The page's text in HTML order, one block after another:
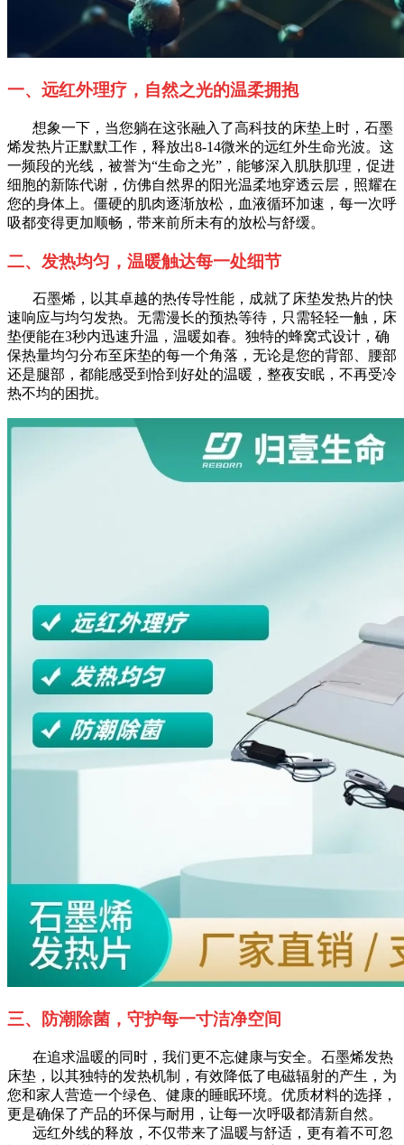
一、远红外理疗，自然之光的温柔拥抱
想象一下，当您躺在这张融入了高科技的床垫上时，石墨
烯发热片正默默工作，释放出8-14微米的远红外生命光波。这
一频段的光线，被誉为“生命之光”，能够深入肌肤肌理，促进
细胞的新陈代谢，仿佛自然界的阳光温柔地穿透云层，照耀在
您的身体上。僵硬的肌肉逐渐放松，血液循环加速，每一次呼
吸都变得更加顺畅，带来前所未有的放松与舒缓。
二、发热均匀，温暖触达每一处细节
石墨烯，以其卓越的热传导性能，成就了床垫发热片的快
速响应与均匀发热。无需漫长的预热等待，只需轻轻一触，床
垫便能在3秒内迅速升温，温暖如春。独特的蜂窝式设计，确
保热量均匀分布至床垫的每一个角落，无论是您的背部、腰部
还是腿部，都能感受到恰到好处的温暖，整夜安眠，不再受冷
热不均的困扰。
三、防潮除菌，守护每一寸洁净空间
在追求温暖的同时，我们更不忘健康与安全。石墨烯发热
床垫，以其独特的发热机制，有效降低了电磁辐射的产生，为
您和家人营造一个绿色、健康的睡眠环境。优质材料的选择，
更是确保了产品的环保与耐用，让每一次呼吸都清新自然。
远红外线的释放，不仅带来了温暖与舒适，更有着不可忽